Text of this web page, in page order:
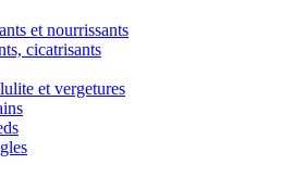
et nourrissants
cicatrisants
et vergetures